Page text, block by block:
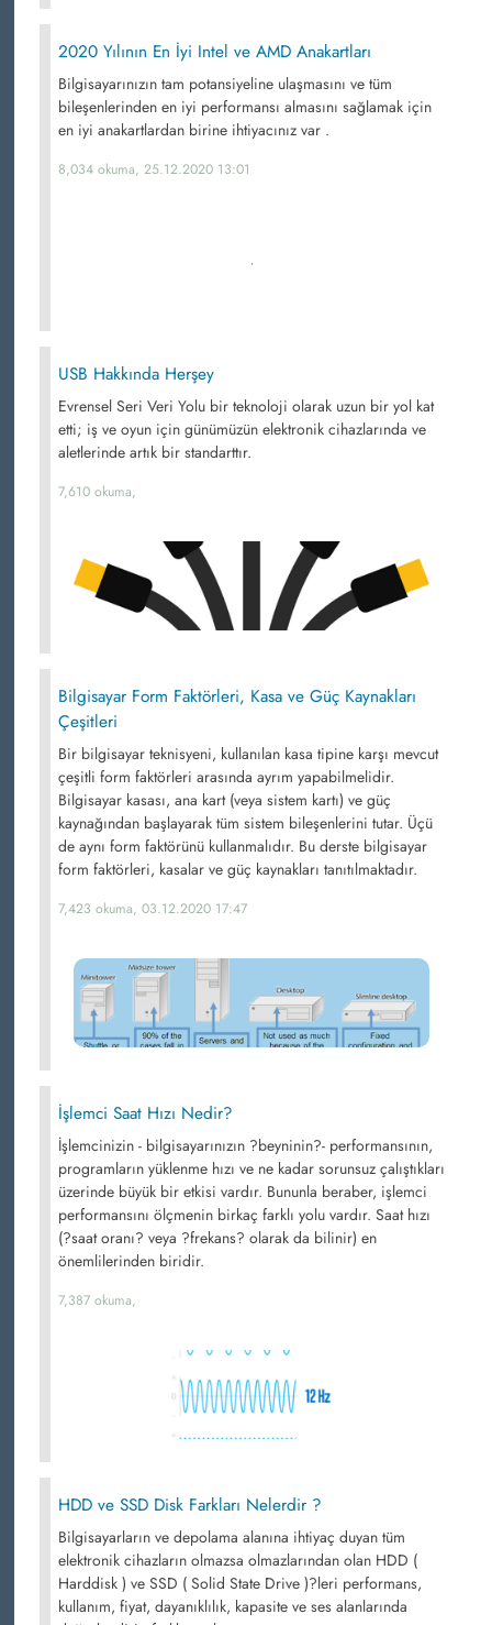
2020 Yılının En İyi Intel ve AMD Anakartları
Bilgisayarınızın tam potansiyeline ulaşmasını ve tüm
bileşenlerinden en iyi performansı almasını sağlamak için
en iyi anakartlardan birine ihtiyacınız var .
8,034 okuma, 25.12.2020 13:01
USB Hakkında Herşey
Evrensel Seri Veri Yolu bir teknoloji olarak uzun bir yol kat
etti; iş ve oyun için günümüzün elektronik cihazlarında ve
aletlerinde artık bir standarttır.
7,610 okuma,
Bilgisayar Form Faktörleri, Kasa ve Güç Kaynakları
Çeşitleri
Bir bilgisayar teknisyeni, kullanılan kasa tipine karşı mevcut
çeşitli form faktörleri arasında ayrım yapabilmelidir.
Bilgisayar kasası, ana kart (veya sistem kartı) ve güç
kaynağından başlayarak tüm sistem bileşenlerini tutar. Üçü
de aynı form faktörünü kullanmalıdır. Bu derste bilgisayar
form faktörleri, kasalar ve güç kaynakları tanıtılmaktadır.
7,423 okuma, 03.12.2020 17:47
İşlemci Saat Hızı Nedir?
İşlemcinizin - bilgisayarınızın ?beyninin?- performansının,
programların yüklenme hızı ve ne kadar sorunsuz çalıştıkları
üzerinde büyük bir etkisi vardır. Bununla beraber, işlemci
performansını ölçmenin birkaç farklı yolu vardır. Saat hızı
(?saat oranı? veya ?frekans? olarak da bilinir) en
önemlilerinden biridir.
7,387 okuma,
HDD ve SSD Disk Farkları Nelerdir ?
Bilgisayarların ve depolama alanına ihtiyaç duyan tüm
elektronik cihazların olmazsa olmazlarından olan HDD (
Harddisk ) ve SSD ( Solid State Drive )?leri performans,
kullanım, fiyat, dayanıklılık, kapasite ve ses alanlarında